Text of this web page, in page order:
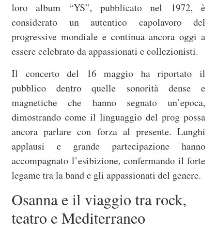
loro album “YS”, pubblicato nel 1972, è
considerato un autentico capolavoro del
progressive mondiale e continua ancora oggi a
essere celebrato da appassionati e collezionisti.
Il concerto del 16 maggio ha riportato il
pubblico dentro quelle sonorità dense e
magnetiche che hanno segnato un’epoca,
dimostrando come il linguaggio del prog possa
ancora parlare con forza al presente. Lunghi
applausi e grande partecipazione hanno
accompagnato l’esibizione, confermando il forte
legame tra la band e gli appassionati del genere.
Osanna e il viaggio tra rock,
teatro e Mediterraneo